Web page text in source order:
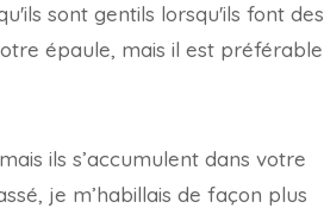
sont gentils lorsqu'ils font des
épaule, mais il est préférable
ils s’accumulent dans votre
je m’habillais de façon plus